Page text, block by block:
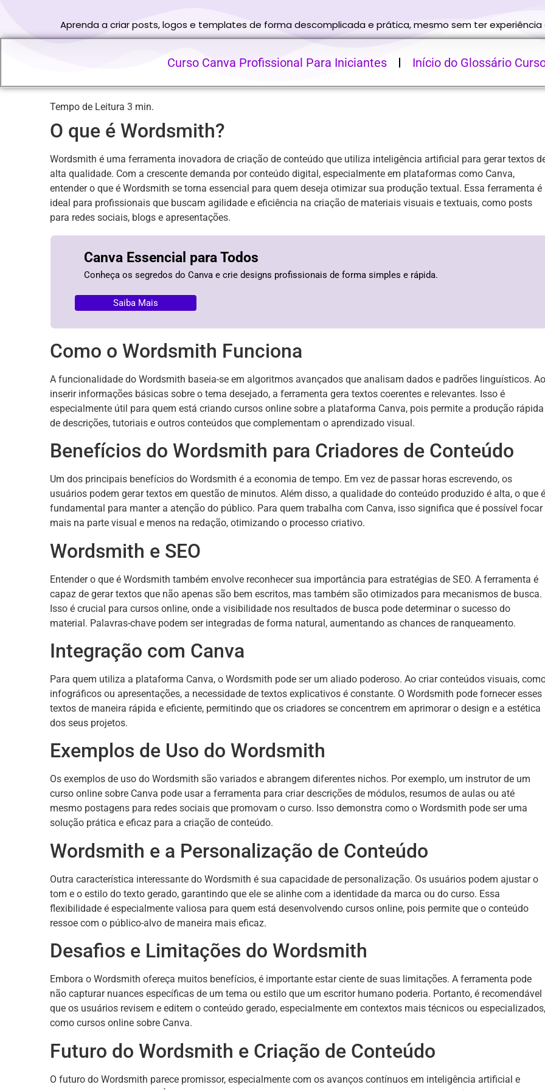
Aprenda a criar posts, logos e templates de forma descomplicada e prática, mesmo sem ter experiência
Curso Canva Profissional Para Iniciantes Início do Glossário
O que é Wordsmith?
Wordsmith é uma ferramenta inovadora de criação de conteúdo que utiliza inteligência artificial para gerar textos
alta qualidade. Com a crescente demanda por conteúdo digital, especialmente em plataformas como Canva,
entender o que é Wordsmith se torna essencial para quem deseja otimizar sua produção textual. Essa ferramenta é
ideal para profissionais que buscam agilidade e eficiência na criação de materiais visuais e textuais, como posts
para redes sociais, blogs e apresentações.
Canva Essencial para Todos
Conheça os segredos do Canva e crie designs profissionais de forma simples e rápida.
Saiba Mais
Como o Wordsmith Funciona
A funcionalidade do Wordsmith baseia-se em algoritmos avançados que analisam dados e padrões linguísticos. Ao
inserir informações básicas sobre o tema desejado, a ferramenta gera textos coerentes e relevantes. Isso é
especialmente útil para quem está criando cursos online sobre a plataforma Canva, pois permite a produção rápida
de descrições, tutoriais e outros conteúdos que complementam o aprendizado visual.
Benefícios do Wordsmith para Criadores de Conteúdo
Um dos principais benefícios do Wordsmith é a economia de tempo. Em vez de passar horas escrevendo, os
usuários podem gerar textos em questão de minutos. Além disso, a qualidade do conteúdo produzido é alta, o que é
fundamental para manter a atenção do público. Para quem trabalha com Canva, isso significa que é possível focar
mais na parte visual e menos na redação, otimizando o processo criativo.
Wordsmith e SEO
Entender o que é Wordsmith também envolve reconhecer sua importância para estratégias de SEO. A ferramenta é
capaz de gerar textos que não apenas são bem escritos, mas também são otimizados para mecanismos de busca.
Isso é crucial para cursos online, onde a visibilidade nos resultados de busca pode determinar o sucesso do
material. Palavras-chave podem ser integradas de forma natural, aumentando as chances de ranqueamento.
Integração com Canva
Para quem utiliza a plataforma Canva, o Wordsmith pode ser um aliado poderoso. Ao criar conteúdos visuais,
infográficos ou apresentações, a necessidade de textos explicativos é constante. O Wordsmith pode fornecer esses
textos de maneira rápida e eficiente, permitindo que os criadores se concentrem em aprimorar o design e a estética
dos seus projetos.
Exemplos de Uso do Wordsmith
Os exemplos de uso do Wordsmith são variados e abrangem diferentes nichos. Por exemplo, um instrutor de um
curso online sobre Canva pode usar a ferramenta para criar descrições de módulos, resumos de aulas ou até
mesmo postagens para redes sociais que promovam o curso. Isso demonstra como o Wordsmith pode ser uma
solução prática e eficaz para a criação de conteúdo.
Wordsmith e a Personalização de Conteúdo
Outra característica interessante do Wordsmith é sua capacidade de personalização. Os usuários podem ajustar o
tom e o estilo do texto gerado, garantindo que ele se alinhe com a identidade da marca ou do curso. Essa
flexibilidade é especialmente valiosa para quem está desenvolvendo cursos online, pois permite que o conteúdo
ressoe com o público-alvo de maneira mais eficaz.
Desafios e Limitações do Wordsmith
Embora o Wordsmith ofereça muitos benefícios, é importante estar ciente de suas limitações. A ferramenta pode
não capturar nuances específicas de um tema ou estilo que um escritor humano poderia. Portanto, é recomendável
que os usuários revisem e editem o conteúdo gerado, especialmente em contextos mais técnicos ou especializados,
como cursos online sobre Canva.
Futuro do Wordsmith e Criação de Conteúdo
O futuro do Wordsmith parece promissor, especialmente com os avanços contínuos em inteligência artificial e